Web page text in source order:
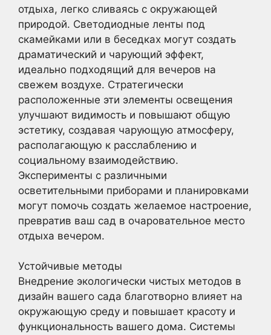
отдыха, легко сливаясь с окружающей
природой. Светодиодные ленты под
скамейками или в беседках могут создать
драматический и чарующий эффект,
идеально подходящий для вечеров на
свежем воздухе. Стратегически
расположенные эти элементы освещения
улучшают видимость и повышают общую
эстетику, создавая чарующую атмосферу,
располагающую к расслаблению и
социальному взаимодействию.
Эксперименты с различными
осветительными приборами и планировками
могут помочь создать желаемое настроение,
превратив ваш сад в очаровательное место
отдыха вечером.
Устойчивые методы
Внедрение экологически чистых методов в
дизайн вашего сада благотворно влияет на
окружающую среду и повышает красоту и
функциональность вашего дома. Системы